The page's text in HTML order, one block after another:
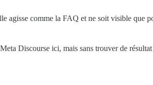
agisse comme la FAQ et ne soit visible que
Discourse ici, mais sans trouver de